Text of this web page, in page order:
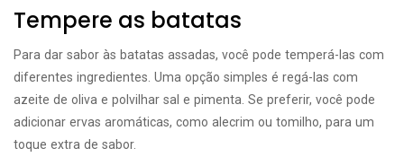
Tempere as batatas
Para dar sabor às batatas assadas, você pode temperá-las com
diferentes ingredientes. Uma opção simples é regá-las com
azeite de oliva e polvilhar sal e pimenta. Se preferir, você pode
adicionar ervas aromáticas, como alecrim ou tomilho, para um
toque extra de sabor.